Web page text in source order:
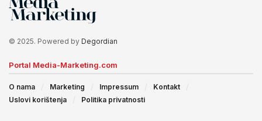
© 2025. Powered by Degordian
Portal Media-Marketing.com
O nama Marketing Impressum
Kontakt
Uslovi korištenja
Politika privatnosti